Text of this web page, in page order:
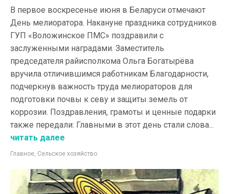
В первое воскресенье июня в Беларуси отмечают
День мелиоратора. Накануне праздника сотрудников
ГУП «Воложинское ПМС» поздравили с
заслуженными наградами. Заместитель
председателя райисполкома Ольга Богатырёва
вручила отличившимся работникам Благодарности,
подчеркнув важность труда мелиораторов для
подготовки почвы к севу и защиты земель от
коррозии. Поздравления, грамоты и ценные подарки
также передали: Главными в этот день стали слова...
читать далее
Главное, Сельское хозяйство